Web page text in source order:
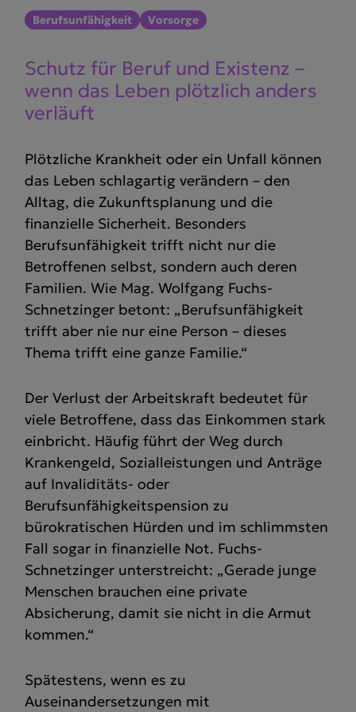
Berufsunfähigkeit Vorsorge
Schutz für Beruf und Existenz –
wenn das Leben plötzlich anders
verläuft
Plötzliche Krankheit oder ein Unfall können
das Leben schlagartig verändern – den
Alltag, die Zukunftsplanung und die
finanzielle Sicherheit. Besonders
Berufsunfähigkeit trifft nicht nur die
Betroffenen selbst, sondern auch deren
Familien. Wie Mag. Wolfgang Fuchs-
Schnetzinger betont: „Berufsunfähigkeit
trifft aber nie nur eine Person – dieses
Thema trifft eine ganze Familie.“
Der Verlust der Arbeitskraft bedeutet für
viele Betroffene, dass das Einkommen stark
einbricht. Häufig führt der Weg durch
Krankengeld, Sozialleistungen und Anträge
auf Invaliditäts- oder
Berufsunfähigkeitspension zu
bürokratischen Hürden und im schlimmsten
Fall sogar in finanzielle Not. Fuchs-
Schnetzinger unterstreicht: „Gerade junge
Menschen brauchen eine private
Absicherung, damit sie nicht in die Armut
kommen.“
Spätestens, wenn es zu
Auseinandersetzungen mit